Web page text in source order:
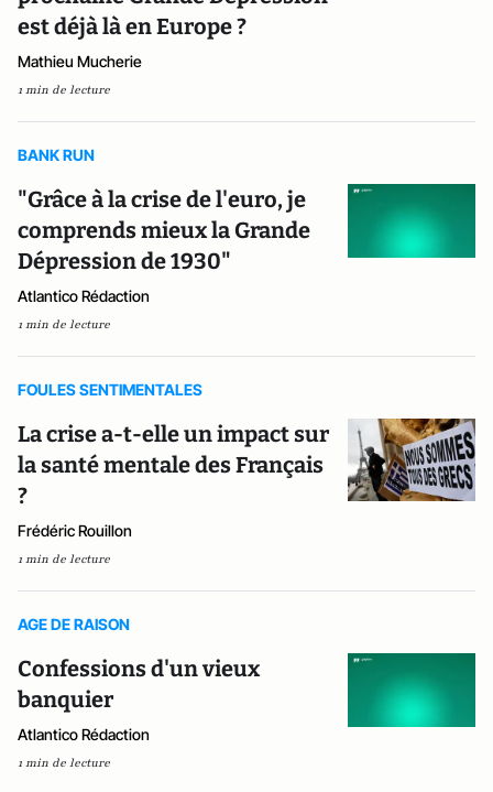
est déjà là en Europe ?
Mathieu Mucherie
1 min de lecture
BANK RUN
"Grâce à la crise de l'euro, je
comprends mieux la Grande
Dépression de 1930"
Atlantico Rédaction
1 min de lecture
FOULES SENTIMENTALES
La crise a-t-elle un impact sur
la santé mentale des Français
?
Frédéric Rouillon
1 min de lecture
AGE DE RAISON
Confessions d'un vieux
banquier
Atlantico Rédaction
1 min de lecture